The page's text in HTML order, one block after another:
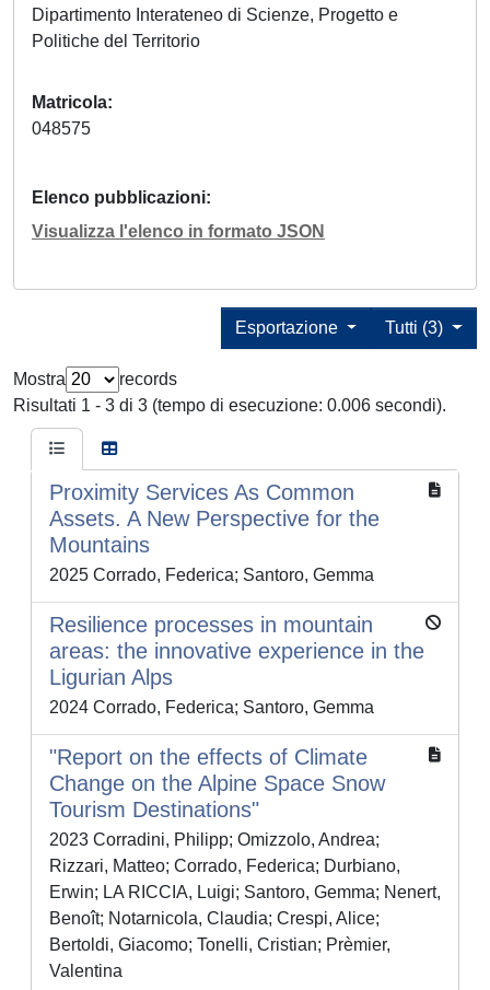
Dipartimento Interateneo di Scienze, Progetto e
Politiche del Territorio
Matricola
048575
Elenco pubblicazioni
Visualizza l'elenco in formato JSON
Tutti (3)
Esportazione
Mostra
records
Risultati 1 - 3 di 3 (tempo di esecuzione: 0.006 secondi).
Proximity Services As Common
Assets. A New Perspective for the
Mountains
2025 Corrado, Federica; Santoro, Gemma
Resilience processes in mountain
areas: the innovative experience in the
Ligurian Alps
2024 Corrado, Federica; Santoro, Gemma
"Report on the effects of Climate
Change on the Alpine Space Snow
Tourism Destinations"
2023 Corradini, Philipp; Omizzolo, Andrea;
Rizzari, Matteo; Corrado, Federica; Durbiano,
Erwin; LA RICCIA, Luigi; Santoro, Gemma; Nenert,
Benoît; Notarnicola, Claudia; Crespi, Alice;
Bertoldi, Giacomo; Tonelli, Cristian; Prèmier,
Valentina